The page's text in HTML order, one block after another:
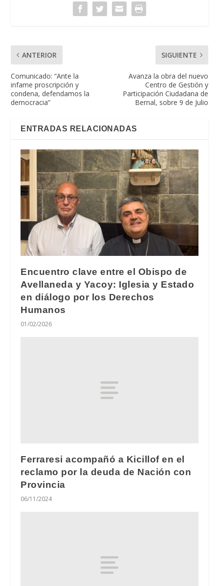
ANTERIOR
Comunicado: “Ante la
infame proscripción y
condena, defendamos la
democracia”
SIGUIENTE
Avanza la obra del nuevo
Centro de Gestión y
Participación Ciudadana de
Bernal, sobre 9 de Julio
ENTRADAS RELACIONADAS
Encuentro clave entre el Obispo de
Avellaneda y Yacoy: Iglesia y Estado
en diálogo por los Derechos
Humanos
01/02/2026
Ferraresi acompañó a Kicillof en el
reclamo por la deuda de Nación con
Provincia
06/11/2024